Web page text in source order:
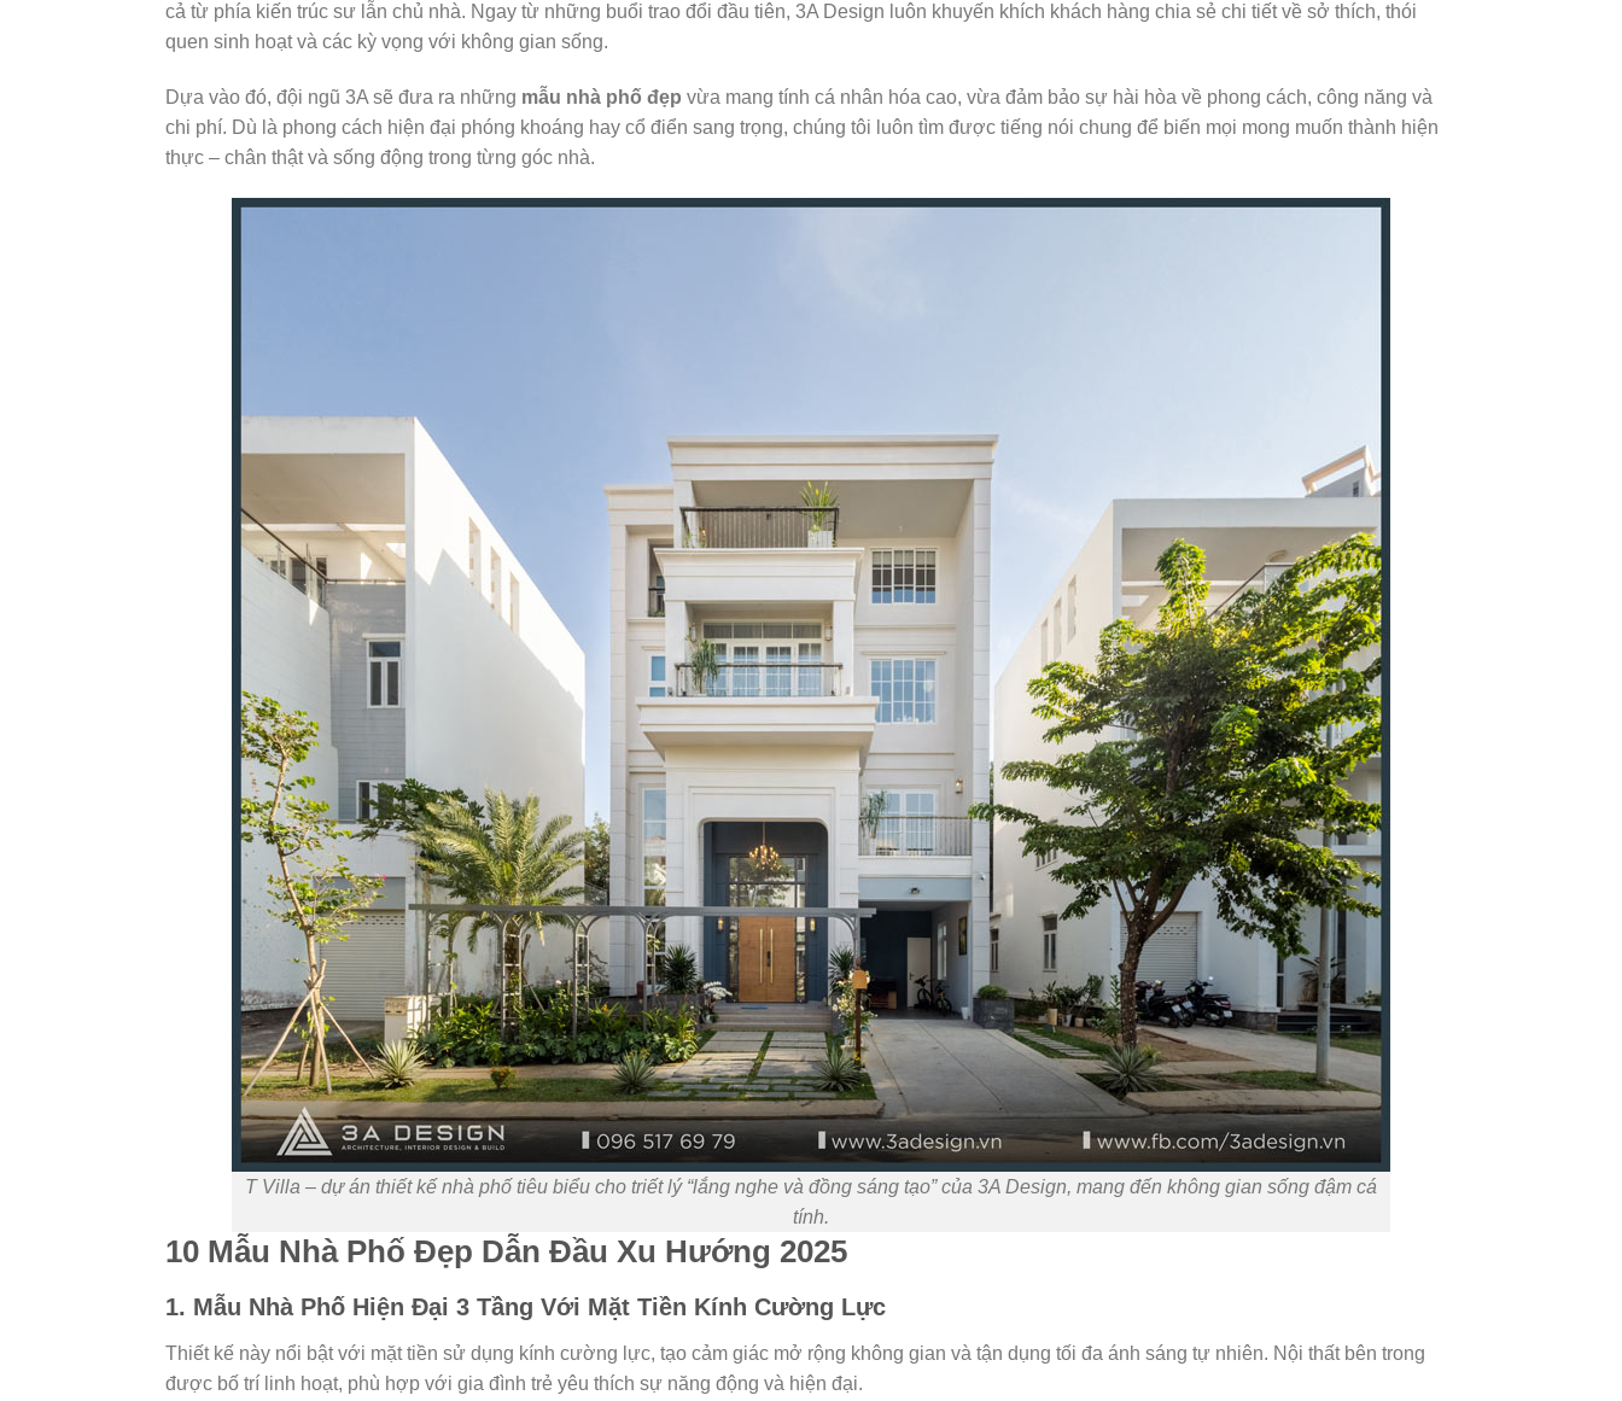
cả từ phía kiến trúc sư lẫn chủ nhà. Ngay từ những buổi trao đổi đầu tiên, 3A Design luôn khuyến khích khách hàng chia sẻ chi tiết về sở thích, thói
quen sinh hoạt và các kỳ vọng với không gian sống.
Dựa vào đó, đội ngũ 3A sẽ đưa ra những mẫu nhà phố đẹp vừa mang tính cá nhân hóa cao, vừa đảm bảo sự hài hòa về phong cách, công năng và
chi phí. Dù là phong cách hiện đại phóng khoáng hay cổ điển sang trọng, chúng tôi luôn tìm được tiếng nói chung để biến mọi mong muốn thành hiện
thực – chân thật và sống động trong từng góc nhà.
T Villa – dự án thiết kế nhà phố tiêu biểu cho triết lý “lắng nghe và đồng sáng tạo” của 3A Design, mang đến không gian sống đậm cá
tính.
10 Mẫu Nhà Phố Đẹp Dẫn Đầu Xu Hướng 2025
1. Mẫu Nhà Phố Hiện Đại 3 Tầng Với Mặt Tiền Kính Cường Lực
Thiết kế này nổi bật với mặt tiền sử dụng kính cường lực, tạo cảm giác mở rộng không gian và tận dụng tối đa ánh sáng tự nhiên. Nội thất bên trong
được bố trí linh hoạt, phù hợp với gia đình trẻ yêu thích sự năng động và hiện đại.